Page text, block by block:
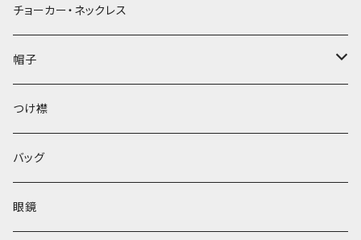
チョーカー・ネックレス
帽子
ベレー帽
つけ襟
バッグ
眼鏡